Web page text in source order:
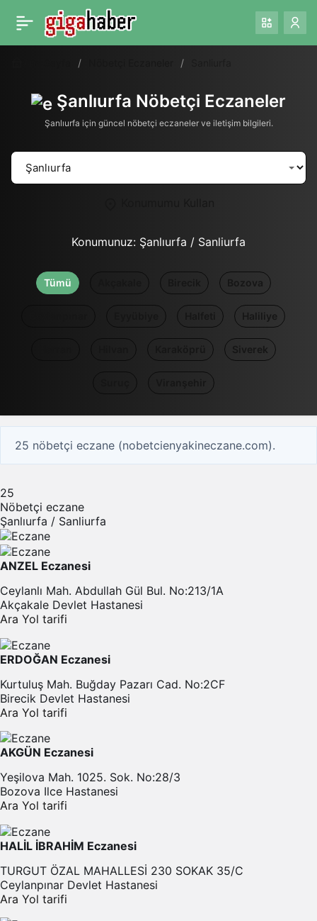
Şanlıurfa Nöbetçi Eczaneler
Şanlıurfa için güncel nöbetçi eczaneler ve iletişim bilgileri.
Konumunuz: Şanlıurfa / Sanliurfa
Tümü Bozova
Haliliye
Siverek
25 nöbetçi eczane (nobetcienyakineczane.com).
25
Nöbetçi eczane
Şanlıurfa / Sanliurfa
ANZEL Eczanesi
Ceylanlı Mah. Abdullah Gül Bul. No:213/1A
Akçakale Devlet Hastanesi
Ara Yol tarifi
ERDOĞAN Eczanesi
Kurtuluş Mah. Buğday Pazarı Cad. No:2CF
Birecik Devlet Hastanesi
Ara Yol tarifi
AKGÜN Eczanesi
Yeşilova Mah. 1025. Sok. No:28/3
Bozova Ilce Hastanesi
Ara Yol tarifi
HALİL İBRAHİM Eczanesi
TURGUT ÖZAL MAHALLESİ 230 SOKAK 35/C
Ceylanpınar Devlet Hastanesi
Ara Yol tarifi